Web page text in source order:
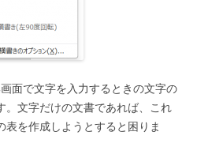
面で文字を入力するときの文字の
。文字だけの文書であれば、これ
を作成しようとすると困りま